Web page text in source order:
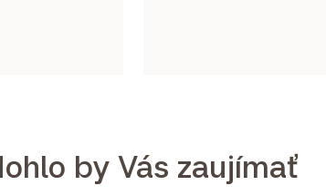
by Vás zaujímať